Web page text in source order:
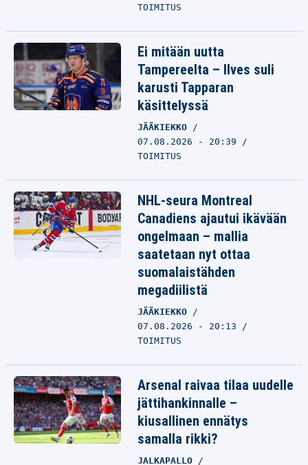
TOIMITUS
Ei mitään uutta
Tampereelta – Ilves suli
karusti Tapparan
käsittelyssä
JÄÄKIEKKO
07.08.2026 - 20:39
TOIMITUS
NHL-seura Montreal
Canadiens ajautui ikävään
ongelmaan – mallia
saatetaan nyt ottaa
suomalaistähden
megadiilistä
JÄÄKIEKKO
07.08.2026 - 20:13
TOIMITUS
Arsenal raivaa tilaa uudelle
jättihankinnalle –
kiusallinen ennätys
samalla rikki?
JALKAPALLO